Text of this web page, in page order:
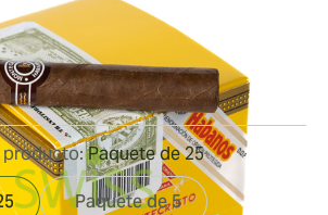
40
/ 4 pulgadas
producto: Paquete de 25
Paquete de 5